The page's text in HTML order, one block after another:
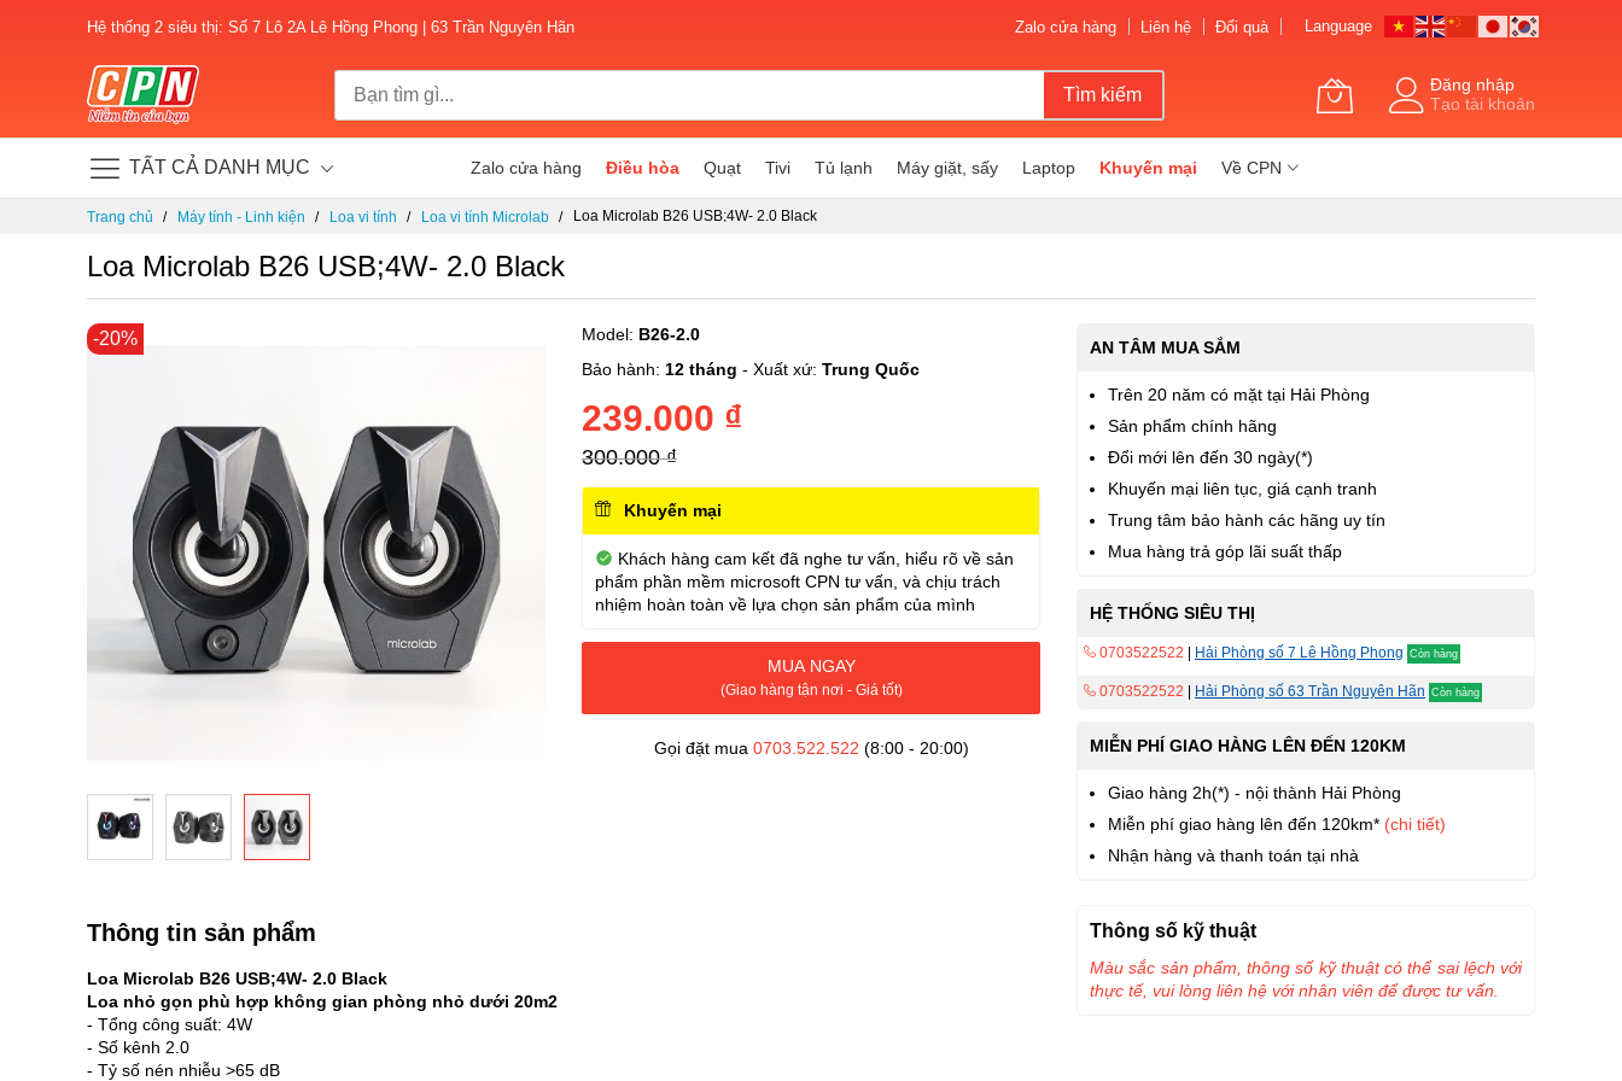
Hệ thống 2 siêu thị: Số 7 Lô 2A Lê Hồng Phong | 63 Trần Nguyên Hãn Zalo cửa hàng Liên hệ Đổi quà Language
TẤT CẢ DANH MỤC
Tìm kiếm
Đăng nhập
Tạo tài khoản
Zalo cửa hàng Điều hòa Quạt Tivi Tủ lạnh Máy giặt, sấy Laptop Khuyến mại Về CPN
Trang chủ Máy tính - Linh kiện Loa vi tính Loa vi tính Microlab Loa Microlab B26 USB;4W- 2.0 Black
Loa Microlab B26 USB;4W- 2.0 Black
Chuyển
đến
phần
của
thư
viện
hình
ảnh
-20% Model: B26-2.0
Bảo hành: 12 tháng - Xuất xứ: Trung Quốc
239.000 ₫
300.000 ₫
Khuyến mại
Khách hàng cam kết đã nghe tư vấn, hiểu rõ về sản
phẩm phần mềm microsoft CPN tư vấn, và chịu trách
nhiệm hoàn toàn về lựa chọn sản phẩm của mình
MUA NGAY
(Giao hàng tận nơi - Giá tốt)
Gọi đặt mua 0703.522.522 (8:00 - 20:00)
AN TÂM MUA SẮM
Trên 20 năm có mặt tại Hải Phòng
Sản phẩm chính hãng
Đổi mới lên đến 30 ngày(*)
Khuyến mại liên tục, giá cạnh tranh
Trung tâm bảo hành các hãng uy tín
Mua hàng trả góp lãi suất thấp
HỆ THỐNG SIÊU THỊ
0703522522 Hải Phòng số 7 Lê Hồng Phong Còn hàng
0703522522 Hải Phòng số 63 Trần Nguyên Hãn Còn hàng
MIỄN PHÍ GIAO HÀNG LÊN ĐẾN 120KM
Giao hàng 2h(*) - nội thành Hải Phòng
Miễn phí giao hàng lên đến 120km* (chi tiết)
Nhận hàng và thanh toán tại nhà
Thông tin sản phẩm
Loa Microlab B26 USB;4W- 2.0 Black
Loa nhỏ gọn phù hợp không gian phòng nhỏ dưới 20m2
- Tổng công suất: 4W
- Số kênh 2.0
- Tỷ số nén nhiễu >65 dB
Thông số kỹ thuật
Màu sắc sản phẩm, thông số kỹ thuật có thể sai lệch với
thực tế, vui lòng liên hệ với nhân viên để được tư vấn.